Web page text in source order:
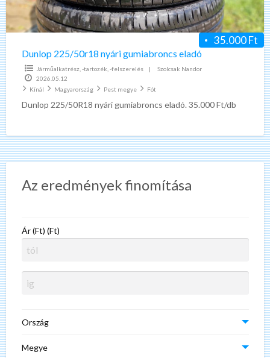
35.000 Ft
Dunlop 225/50r18 nyári gumiabroncs eladó
Járműalkatrész, -tartozék, -felszerelés |
Szolcsak Nandor
2026.05.12
Kínál
Magyarország Pest megye Fót
Dunlop 225/50R18 nyári gumiabroncs eladó. 35.000 Ft/db
Az eredmények finomítása
Ár (Ft) (Ft)
Ország
Megye